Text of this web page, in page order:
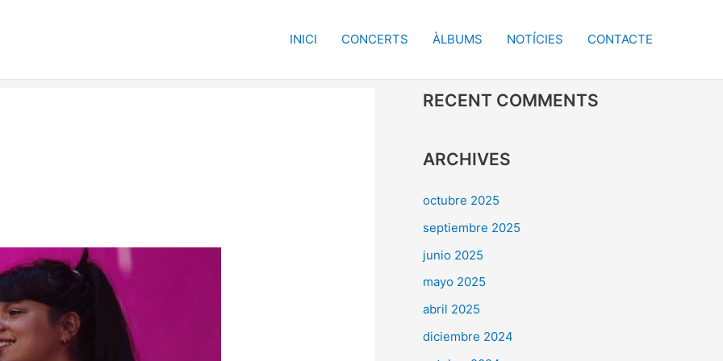
INICI CONCERTS ÀLBUMS NOTÍCIES CONTACTE
RECENT COMMENTS
ARCHIVES
octubre 2025
septiembre 2025
junio 2025
mayo 2025
abril 2025
diciembre 2024